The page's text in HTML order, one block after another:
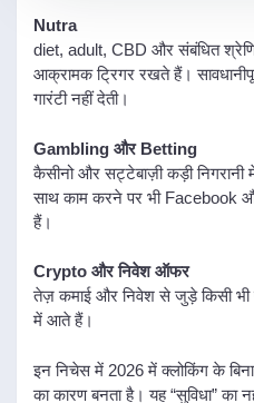
Nutra
diet, adult, CBD और संबंधित
आक्रामक ट्रिगर रखते हैं।
गारंटी नहीं देती।
Gambling और Betting
कैसीनो और सट्टेबाज़ी कड़ी निगरानी
साथ काम करने पर भी Facebook
हैं।
Crypto और निवेश ऑफर
तेज़ कमाई और निवेश से जुड़े किसी भी
में आते हैं।
इन निचेस में 2026 में क्लोकिंग के
का कारण बनता है। यह “सुविधा” का